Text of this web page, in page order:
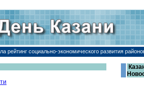
рейтинг социально-экономического развития